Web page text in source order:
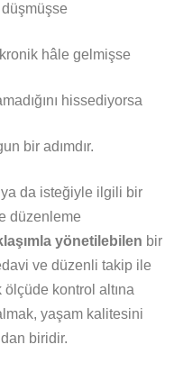
düşmüşse
kronik hâle gelmişse
hissediyorsa
bir adımdır.
da isteğiyle ilgili bir
düzenleme
yönetilebilen bir
ve düzenli takip ile
kontrol altına
yaşam kalitesini
biridir.